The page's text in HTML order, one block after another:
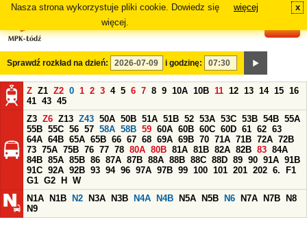
Nasza strona wykorzystuje pliki cookie. Dowiedz się
więcej.
więcej x
Sprawdź rozkład na dzień: i godzinę:
Z Z1 Z2 0 1 2 3 4 5 6 7 8 9 10A 10B 11 12 13 14 15 16
41 43 45
Z3 Z6 Z13 Z43 50A 50B 51A 51B 52 53A 53C 53B 54B 55A
55B 55C 56 57 58A 58B 59 60A 60B 60C 60D 61 62 63
64A 64B 65A 65B 66 67 68 69A 69B 70 71A 71B 72A 72B
73 75A 75B 76 77 78 80A 80B 81A 81B 82A 82B 83 84A
84B 85A 85B 86 87A 87B 88A 88B 88C 88D 89 90 91A 91B
91C 92A 92B 93 94 96 97A 97B 99 100 101 201 202 6.
F1
G1 G2 H
W
N1A
N1B N2 N3A N3B N4A N4B N5A N5B N6 N7A N7B
N8
N9